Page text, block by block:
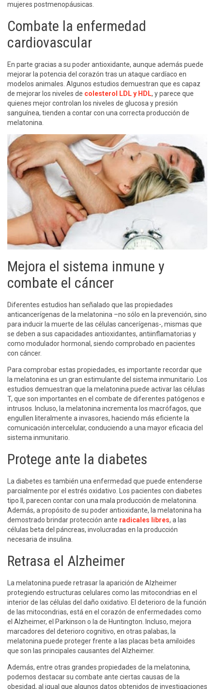
mujeres postmenopáusicas.
Combate la enfermedad
cardiovascular
En parte gracias a su poder antioxidante, aunque además puede
mejorar la potencia del corazón tras un ataque cardíaco en
modelos animales. Algunos estudios demuestran que es capaz
de mejorar los niveles de colesterol LDL y HDL, y parece que
quienes mejor controlan los niveles de glucosa y presión
sanguínea, tienden a contar con una correcta producción de
melatonina.
Mejora el sistema inmune y
combate el cáncer
Diferentes estudios han señalado que las propiedades
anticancerígenas de la melatonina –no sólo en la prevención, sino
para inducir la muerte de las células cancerígenas-, mismas que
se deben a sus capacidades antioxidantes, antiinflamatorias y
como modulador hormonal, siendo comprobado en pacientes
con cáncer.
Para comprobar estas propiedades, es importante recordar que
la melatonina es un gran estimulante del sistema inmunitario. Los
estudios demuestran que la melatonina puede activar las células
T, que son importantes en el combate de diferentes patógenos e
intrusos. Incluso, la melatonina incrementa los macrófagos, que
engullen literalmente a invasores, haciendo más eficiente la
comunicación intercelular, conduciendo a una mayor eficacia del
sistema inmunitario.
Protege ante la diabetes
La diabetes es también una enfermedad que puede entenderse
parcialmente por el estrés oxidativo. Los pacientes con diabetes
tipo II, parecen contar con una mala producción de melatonina.
Además, a propósito de su poder antioxidante, la melatonina ha
demostrado brindar protección ante radicales libres, a las
células beta del páncreas, involucradas en la producción
necesaria de insulina.
Retrasa el Alzheimer
La melatonina puede retrasar la aparición de Alzheimer
protegiendo estructuras celulares como las mitocondrias en el
interior de las células del daño oxidativo. El deterioro de la función
de las mitocondrias, está en el corazón de enfermedades como
el Alzheimer, el Parkinson o la de Huntington. Incluso, mejora
marcadores del deterioro cognitivo, en otras palabas, la
melatonina puede proteger frente a las placas beta amiloides
que son las principales causantes del Alzheimer.
Además, entre otras grandes propiedades de la melatonina,
podemos destacar su combate ante ciertas causas de la
obesidad, al igual que algunos datos obtenidos de investigaciones